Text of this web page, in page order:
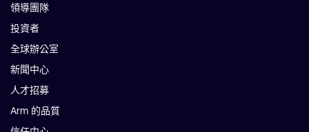
領導團隊
投資者
全球辦公室
新聞中心
人才招募
Arm 的品質